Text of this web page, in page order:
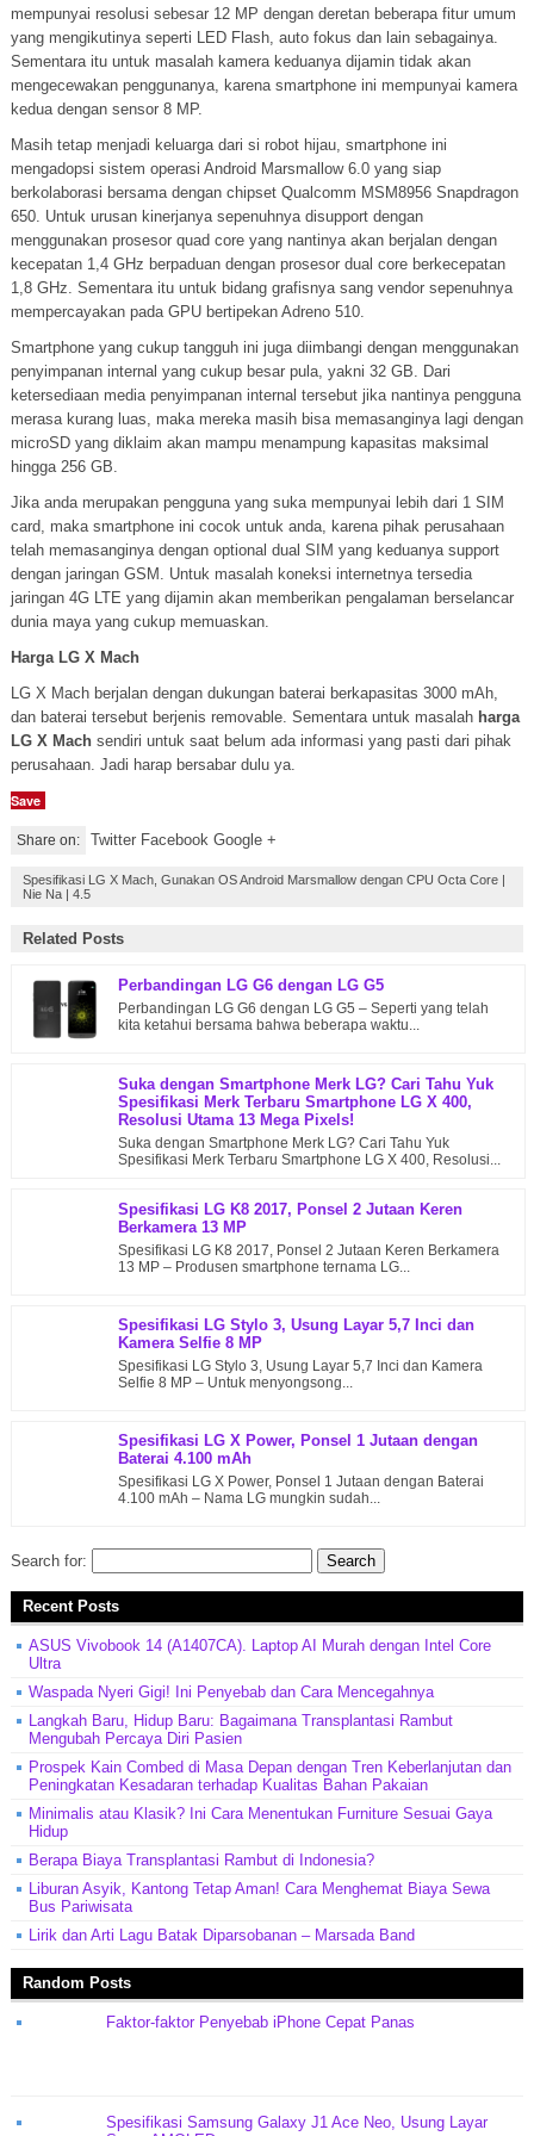
mempunyai resolusi sebesar 12 MP dengan deretan beberapa fitur umum
yang mengikutinya seperti LED Flash, auto fokus dan lain sebagainya.
Sementara itu untuk masalah kamera keduanya dijamin tidak akan
mengecewakan penggunanya, karena smartphone ini mempunyai kamera
kedua dengan sensor 8 MP.
Masih tetap menjadi keluarga dari si robot hijau, smartphone ini
mengadopsi sistem operasi Android Marsmallow 6.0 yang siap
berkolaborasi bersama dengan chipset Qualcomm MSM8956 Snapdragon
650. Untuk urusan kinerjanya sepenuhnya disupport dengan
menggunakan prosesor quad core yang nantinya akan berjalan dengan
kecepatan 1,4 GHz berpaduan dengan prosesor dual core berkecepatan
1,8 GHz. Sementara itu untuk bidang grafisnya sang vendor sepenuhnya
mempercayakan pada GPU bertipekan Adreno 510.
Smartphone yang cukup tangguh ini juga diimbangi dengan menggunakan
penyimpanan internal yang cukup besar pula, yakni 32 GB. Dari
ketersediaan media penyimpanan internal tersebut jika nantinya pengguna
merasa kurang luas, maka mereka masih bisa memasanginya lagi dengan
microSD yang diklaim akan mampu menampung kapasitas maksimal
hingga 256 GB.
Jika anda merupakan pengguna yang suka mempunyai lebih dari 1 SIM
card, maka smartphone ini cocok untuk anda, karena pihak perusahaan
telah memasanginya dengan optional dual SIM yang keduanya support
dengan jaringan GSM. Untuk masalah koneksi internetnya tersedia
jaringan 4G LTE yang dijamin akan memberikan pengalaman berselancar
dunia maya yang cukup memuaskan.
Harga LG X Mach
LG X Mach berjalan dengan dukungan baterai berkapasitas 3000 mAh,
dan baterai tersebut berjenis removable. Sementara untuk masalah harga
LG X Machsendiri untuk saat belum ada informasi yang pasti dari pihak
perusahaan. Jadi harap bersabar dulu ya.
Save
Share on: Twitter Facebook Google +
Spesifikasi LG X Mach, Gunakan OS Android Marsmallow dengan CPU Octa Core|
Nie Na| 4.5
Related Posts
Perbandingan LG G6 dengan LG G5
Perbandingan LG G6 dengan LG G5 – Seperti yang telah
kita ketahui bersama bahwa beberapa waktu...
Suka dengan Smartphone Merk LG? Cari Tahu Yuk
Spesifikasi Merk Terbaru Smartphone LG X 400,
Resolusi Utama 13 Mega Pixels!
Suka dengan Smartphone Merk LG? Cari Tahu Yuk
Spesifikasi Merk Terbaru Smartphone LG X 400, Resolusi...
Spesifikasi LG K8 2017, Ponsel 2 Jutaan Keren
Berkamera 13 MP
Spesifikasi LG K8 2017, Ponsel 2 Jutaan Keren Berkamera
13 MP – Produsen smartphone ternama LG...
Spesifikasi LG Stylo 3, Usung Layar 5,7 Inci dan
Kamera Selfie 8 MP
Spesifikasi LG Stylo 3, Usung Layar 5,7 Inci dan Kamera
Selfie 8 MP – Untuk menyongsong...
Spesifikasi LG X Power, Ponsel 1 Jutaan dengan
Baterai 4.100 mAh
Spesifikasi LG X Power, Ponsel 1 Jutaan dengan Baterai
4.100 mAh – Nama LG mungkin sudah...
Search for:
Recent Posts
ASUS Vivobook 14 (A1407CA). Laptop AI Murah dengan Intel Core
Ultra
Waspada Nyeri Gigi! Ini Penyebab dan Cara Mencegahnya
Langkah Baru, Hidup Baru: Bagaimana Transplantasi Rambut
Mengubah Percaya Diri Pasien
Prospek Kain Combed di Masa Depan dengan Tren Keberlanjutan dan
Peningkatan Kesadaran terhadap Kualitas Bahan Pakaian
Minimalis atau Klasik? Ini Cara Menentukan Furniture Sesuai Gaya
Hidup
Berapa Biaya Transplantasi Rambut di Indonesia?
Liburan Asyik, Kantong Tetap Aman! Cara Menghemat Biaya Sewa
Bus Pariwisata
Lirik dan Arti Lagu Batak Diparsobanan – Marsada Band
Random Posts
Faktor-faktor Penyebab iPhone Cepat Panas
Spesifikasi Samsung Galaxy J1 Ace Neo, Usung Layar